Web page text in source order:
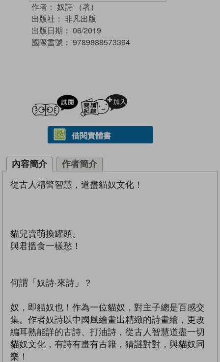
作者： 奴詩 （著）
出版社： 非凡出版
出版日期： 06/2019
國際書號： 9789888573394
試閲
借閱實體書
內容簡介 作者簡介
從古人精警智慧，道盡貓奴文化！
貓兒賣萌換罐頭。
與君搵食一樣愁！
何謂「奴詩‧來詩」？
奴，即貓奴也！作為一位貓奴，對主子總是百感交
集。作者奴詩以中國風繪畫出精緻的詩畫繪，更改
編耳熟能詳的古詩、打油詩，從古人智慧道盡一切
貓奴文化，有詩有畫有古籍，猜謎對對，與貓奴同
樂！